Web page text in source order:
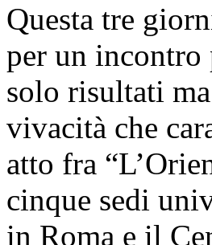
Questa tre
per un incontro
solo risultati
vivacità che
atto fra
cinque sedi
in Roma e il